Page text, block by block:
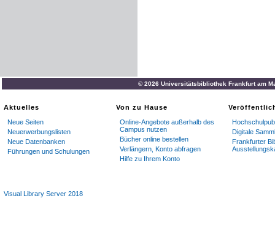
© 2026 Universitätsbibliothek Frankfurt am
Aktuelles
Neue Seiten
Neuerwerbungslisten
Neue Datenbanken
Führungen und Schulungen
Von zu Hause
Online-Angebote außerhalb des
Campus nutzen
Bücher online bestellen
Verlängern, Konto abfragen
Hilfe zu Ihrem Konto
Digitale
Frankfurter
Visual Library Server 2018